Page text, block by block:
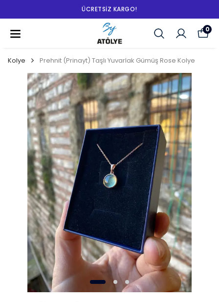
ÜCRETSIZ KARGO!
0
Kolye Prehnit (Prinayt) Taşlı Yuvarlak Gümüş Rose Kolye